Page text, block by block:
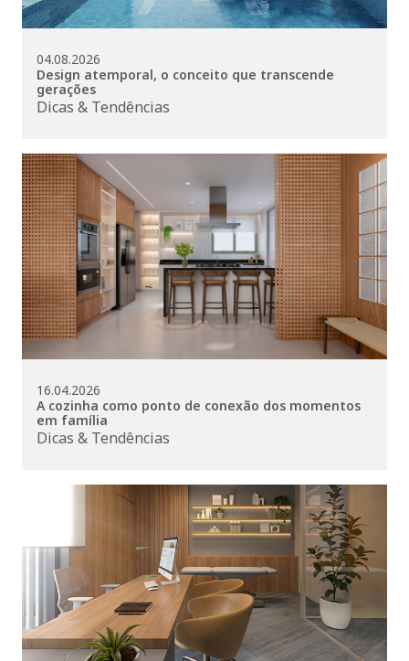
04.08.2026
Design atemporal, o conceito que transcende
gerações
Dicas & Tendências
16.04.2026
A cozinha como ponto de conexão dos momentos
em família
Dicas & Tendências